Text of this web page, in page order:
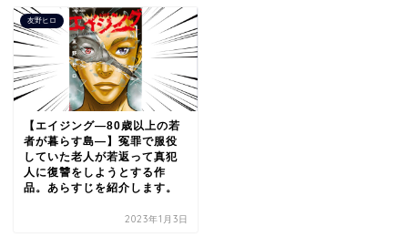
友野ヒロ
【エイジング―80歳以上の若
者が暮らす島―】冤罪で服役
していた老人が若返って真犯
人に復讐をしようとする作
品。あらすじを紹介します。
2023年1月3日